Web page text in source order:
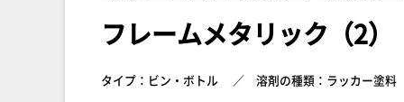
フレームメタリック（2）
タイプ：ビン・ボトル 溶剤の種類：ラッカー塗料